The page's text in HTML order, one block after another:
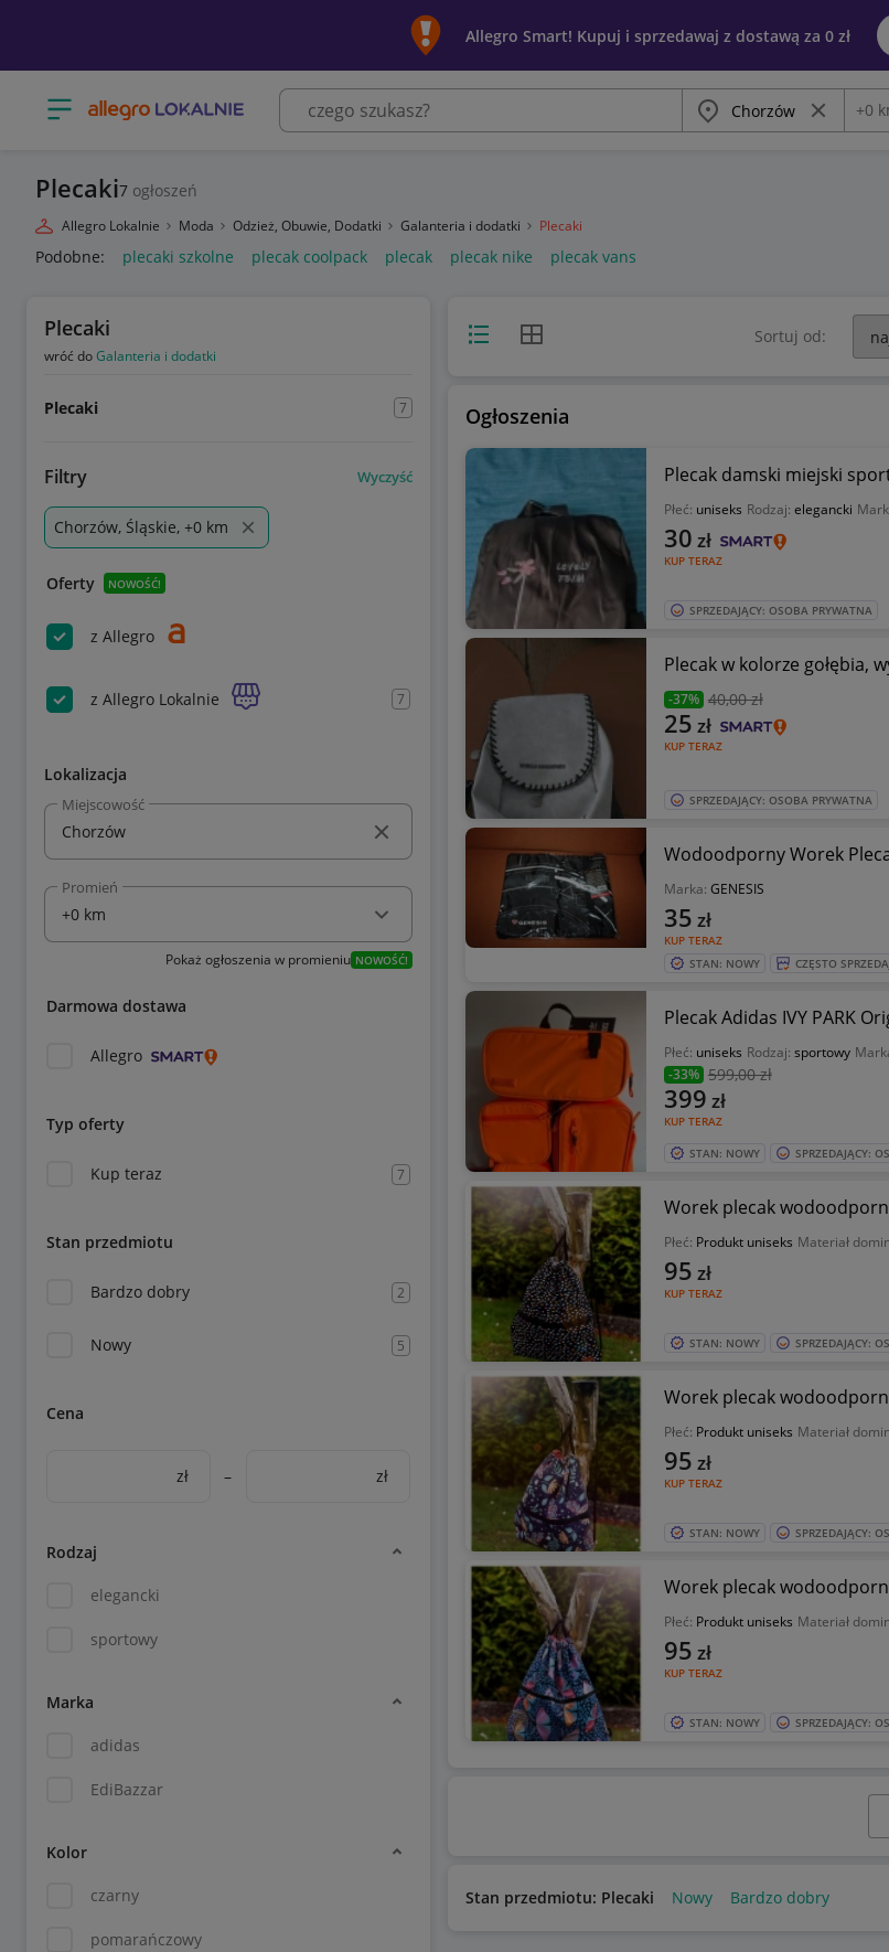
Allegro Smart! Kupuj i sprzedawaj z dostawą za 0 zł
Otwórz menu z kategoriami Miasto Wyczyść
+0
Plecaki7 ogłoszeń
Allegro Lokalnie Moda Odzież, Obuwie, Dodatki Galanteria i dodatki Plecaki
Podobne: plecaki szkolne plecak coolpack plecak plecak nike plecak vans
Plecaki
wróć doGalanteria i dodatki
Plecaki 7
Filtry Wyczyść
Chorzów, Śląskie, +0 km
Oferty NOWOŚĆ!
z Allegro
z Allegro Lokalnie 7
Lokalizacja
Miejscowość
Promień
Pokaż ogłoszenia w promieniu NOWOŚĆ!
Darmowa dostawa
Allegro
Typ oferty
Kup teraz 7
Stan przedmiotu
Bardzo dobry 2
Nowy 5
Cena
zł – zł
Rodzaj
elegancki
sportowy
Marka
adidas
EdiBazzar
Kolor
czarny
pomarańczowy
Widok listyWidok siatki Sortuj od:
Ogłoszenia
Plecak damski miejski
Płeć: uniseks Rodzaj: elegancki
KUP TERAZ
30 zł
SPRZEDAJĄCY: OSOBA PRYWATNA
Plecak w kolorze gołębia,
-37% 40,00 zł
KUP TERAZ
25 zł
SPRZEDAJĄCY: OSOBA PRYWATNA
Wodoodporny Worek
Marka: GENESIS
KUP TERAZ
35 zł
STAN: NOWY CZĘSTO
Plecak Adidas IVY PARK
Płeć: uniseks Rodzaj: sportowy
-33% 599,00 zł
KUP TERAZ
399 zł
STAN: NOWY SPRZEDAJĄCY:
Worek plecak
Płeć: Produkt uniseks Materiał
KUP TERAZ
95 zł
STAN: NOWY SPRZEDAJĄCY:
Worek plecak
Płeć: Produkt uniseks Materiał
KUP TERAZ
95 zł
STAN: NOWY SPRZEDAJĄCY:
Worek plecak
Płeć: Produkt uniseks Materiał
KUP TERAZ
95 zł
STAN: NOWY SPRZEDAJĄCY:
Stan przedmiotu: Plecaki Nowy Bardzo dobry